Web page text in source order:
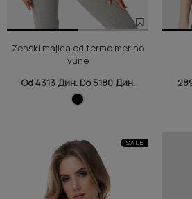
Zenski majica od termo merino
vune
Od 4313 Дин. Do 5180 Дин.
SALE